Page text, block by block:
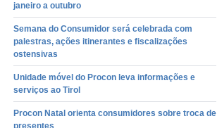
janeiro a outubro
Semana do Consumidor será celebrada com
palestras, ações itinerantes e fiscalizações
ostensivas
Unidade móvel do Procon leva informações e
serviços ao Tirol
Procon Natal orienta consumidores sobre troca de
presentes